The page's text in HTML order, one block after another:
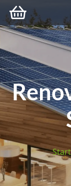
Start